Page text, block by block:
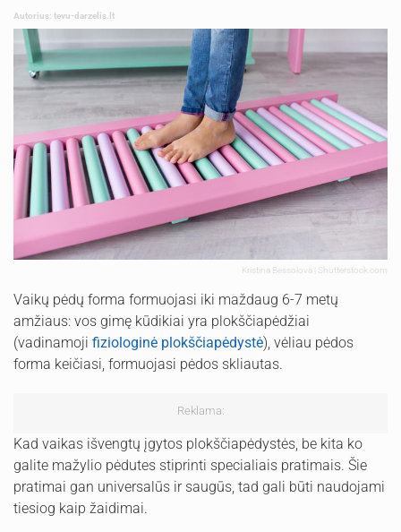
Autorius: tevu-darzelis.lt
Kristina Bessolova | Shutterstock.com
Vaikų pėdų forma formuojasi iki maždaug 6-7 metų
amžiaus: vos gimę kūdikiai yra plokščiapėdžiai
(vadinamoji fiziologinė plokščiapėdystė), vėliau pėdos
forma keičiasi, formuojasi pėdos skliautas.
Reklama:
Kad vaikas išvengtų įgytos plokščiapėdystės, be kita ko
galite mažylio pėdutes stiprinti specialiais pratimais. Šie
pratimai gan universalūs ir saugūs, tad gali būti naudojami
tiesiog kaip žaidimai.